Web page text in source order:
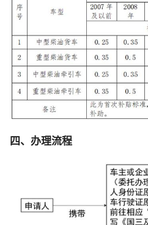
四、办理流程